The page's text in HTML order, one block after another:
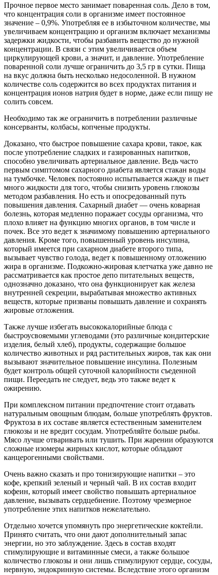
Прочное первое место занимает поваренная соль. Дело в том,
что концентрация соли в организме имеет постоянное
значение – 0,9%. Употребляя ее в избыточном количестве, мы
увеличиваем концентрацию и организм включает механизмы
задержки жидкости, чтобы разбавить вещество до нужной
концентрации. В связи с этим увеличивается объем
циркулирующей крови, а значит, и давление. Употребление
поваренной соли лучше ограничить до 3,5 гр в сутки. Пища
на вкус должна быть несколько недосоленной. В нужном
количестве соль содержится во всех продуктах питания и
концентрация ионов натрия будет в норме, даже если пищу не
солить совсем.
Необходимо так же ограничить в потреблении различные
консерванты, колбасы, копченые продукты.
Доказано, что быстрое повышение сахара крови, такое, как
после употребление сладких и газированных напитков,
способно увеличивать артериальное давление. Ведь часто
первым симптомом сахарного диабета является стакан воды
на тумбочке. Человек постоянно испытывается жажду и пьет
много жидкости для того, чтобы снизить уровень глюкозы
методом разбавления. Но есть и опосредованный путь
повышения давления. Сахарный диабет — очень коварная
болезнь, которая медленно поражает сосуды организма, что
плохо влияет на функцию многих органов, в том числе и
почек. Все это ведет к значимому повышению артериального
давления. Кроме того, повышенный уровень инсулина,
который имеется при сахарном диабете второго типа,
вызывает чувство голода, ведет к повышенному отложению
жира в организме. Подкожно-жировая клетчатка уже давно не
рассматривается как простое депо питательных веществ,
однозначно доказано, что она функционирует как железа
внутренней секреции, вырабатывая множество активных
веществ, которые призваны повышать давление и сохранять
жировые отложения.
Также лучше избегать высококалорийные блюда с
быстроусвояемыми углеводами (это различные кондитерские
изделия, белый хлеб), продукты, содержащие большое
количество животных и ряд растительных жиров, так как они
вызывают значительное повышение инсулина. Полезным
будет контроль общей суточной калорийности съеденной
пищи. Переедать не следует, ведь это также ведет к
ожирению.
При комплексном питании предпочтение стоит отдавать
натуральным овощным блюдам, больше употреблять фруктов.
Фруктоза в их составе является естественным заменителем
глюкозы и не вредит сосудам. Употребляйте больше рыбы.
Мясо лучше отваривать или тушить. При жарении образуются
сложные изомеры жирных кислот, которые обладают
канцерогенными свойствами.
Очень важно сказать и про тонизирующие напитки – это
кофе, крепкий зеленый и черный чай. В их состав входит
кофеин, который имеет свойство повышать артериальное
давление, вызывать сердцебиение. Поэтому чрезмерное
употребление этих напитков нежелательно.
Отдельно хочется упомянуть про энергетические коктейли.
Принято считать, что они дают дополнительный запас
энергии, но это заблуждение. Здесь в состав входят
стимулирующие и витаминные смеси, а также большое
количество глюкозы и они лишь стимулируют сердце, сосуды,
нервную, эндокринную системы. Вследствие этого организм